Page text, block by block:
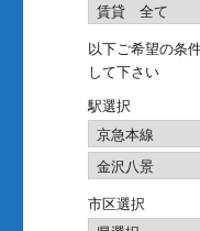
以下ご希望の条
して下さい
駅選択
市区選択